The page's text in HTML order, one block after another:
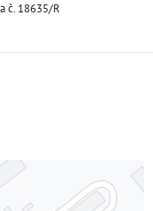
č. 18635/R